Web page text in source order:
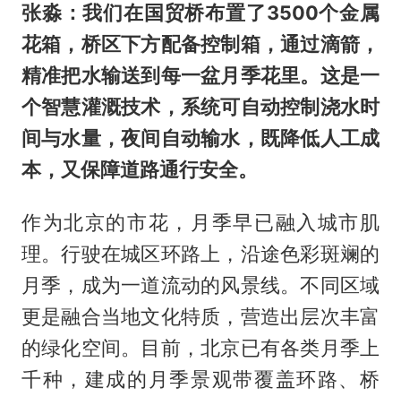
张淼：我们在国贸桥布置了3500个金属
花箱，桥区下方配备控制箱，通过滴箭，
精准把水输送到每一盆月季花里。这是一
个智慧灌溉技术，系统可自动控制浇水时
间与水量，夜间自动输水，既降低人工成
本，又保障道路通行安全。
作为北京的市花，月季早已融入城市肌
理。行驶在城区环路上，沿途色彩斑斓的
月季，成为一道流动的风景线。不同区域
更是融合当地文化特质，营造出层次丰富
的绿化空间。目前，北京已有各类月季上
千种，建成的月季景观带覆盖环路、桥